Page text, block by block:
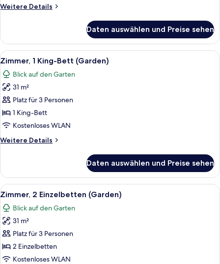
Weitere Details
Weitere
Daten auswählen und Preise sehen
Alle
Fotos
für
Zimmer,
1 King-
Bett
(Garden)
Ein Hotelzimmer mit Bett,
8
Zimmer, 1 King-Bett (Garden)
Blick auf den Garten
31 m²
Platz für 3 Personen
1 King-Bett
Kostenloses WLAN
Weitere Details
Weitere
1 King-
Bett
(Garden)
Daten auswählen und Preise sehen
Alle
Fotos
für
Zimmer,
2 Einzelbetten
(Garden)
anzeigen
Ein Hotelzimmer mit zwei Betten,
6
Zimmer, 2 Einzelbetten (Garden)
Blick auf den Garten
31 m²
Platz für 3 Personen
2 Einzelbetten
Kostenloses WLAN